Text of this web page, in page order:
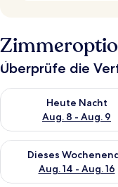
Überprüfe die
Heute Nacht
Aug. 8 - Aug. 9
Überprüfe die
Dieses
Aug. 14 - Aug. 16
Überprüfe die